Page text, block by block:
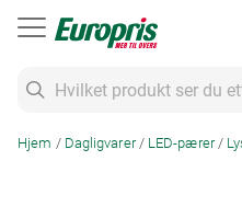
Hjem Dagligvarer LED-pærer